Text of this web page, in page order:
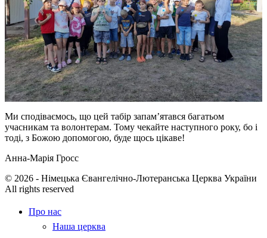
Ми сподіваємось, що цей табір запамʼятався багатьом
учасникам та волонтерам. Тому чекайте наступного року, бо і
тоді, з Божою допомогою, буде щось цікаве!
Анна-Марія Гросс
© 2026 - Німецька Євангелічно-Лютеранська Церква України
All rights reserved
Про нас
Наша церква